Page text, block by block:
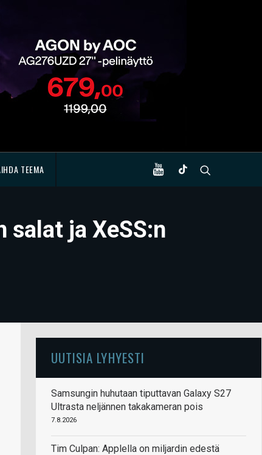
TEEMA
ja XeSS:n
UUTISIA LYHYESTI
Samsungin huhutaan tiputtavan Galaxy S27
Ultrasta neljännen takakameran pois
7.8.2026
Tim Culpan: Applella on miljardin edestä